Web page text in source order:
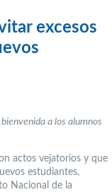
excesos
a los alumnos
actos vejatorios y que
estudiantes,
Nacional de la